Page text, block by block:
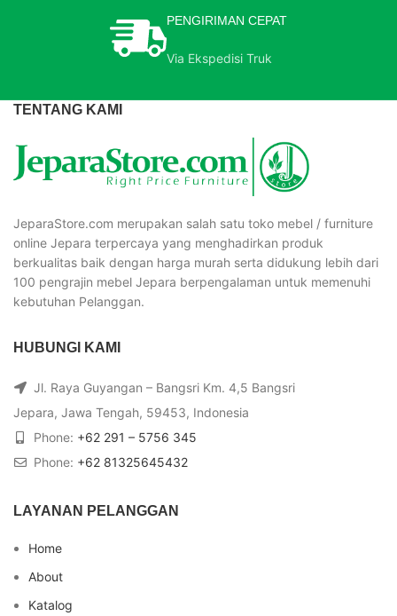
PENGIRIMAN CEPAT
Via Ekspedisi Truk
TENTANG KAMI
JeparaStore.com merupakan salah satu toko mebel / furniture
online Jepara terpercaya yang menghadirkan produk
berkualitas baik dengan harga murah serta didukung lebih dari
100 pengrajin mebel Jepara berpengalaman untuk memenuhi
kebutuhan Pelanggan.
HUBUNGI KAMI
Jl. Raya Guyangan – Bangsri Km. 4,5 Bangsri
Jepara, Jawa Tengah, 59453, Indonesia
Phone: +62 291 – 5756 345
Phone: +62 81325645432
LAYANAN PELANGGAN
Home
About
Katalog